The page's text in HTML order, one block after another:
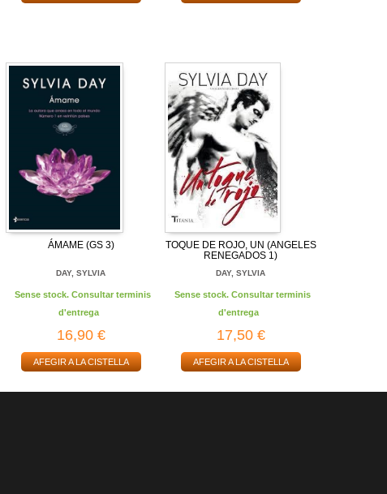
ÁMAME (GS 3)
DAY, SYLVIA
Sense stock. Consultar terminis
d'entrega
16,90 €
AFEGIR A LA CISTELLA
TOQUE DE ROJO, UN (ANGELES
RENEGADOS 1)
DAY, SYLVIA
Sense stock. Consultar terminis
d'entrega
17,50 €
AFEGIR A LA CISTELLA